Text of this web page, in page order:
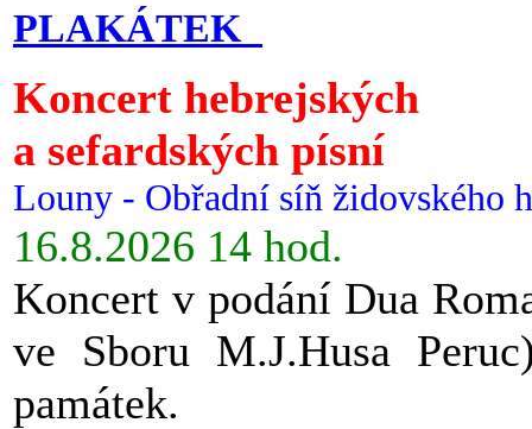
PLAKÁTEK
Koncert hebrejských
a sefardských písní
Louny - Obřadní síň židovského
16.8.2026 14 hod.
Koncert v podání Dua
ve Sboru M.J.Husa
památek.